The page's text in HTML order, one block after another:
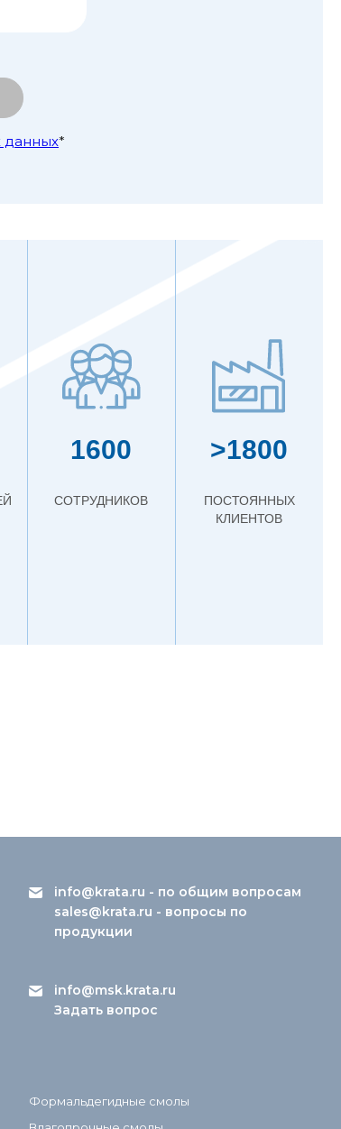
данных*
1600
СОТРУДНИКОВ
>1800
ПОСТОЯННЫХ
КЛИЕНТОВ
info@krata.ru - по общим вопросам
sales@krata.ru - вопросы по
продукции
info@msk.krata.ru
Задать вопрос
Формальдегидные смолы